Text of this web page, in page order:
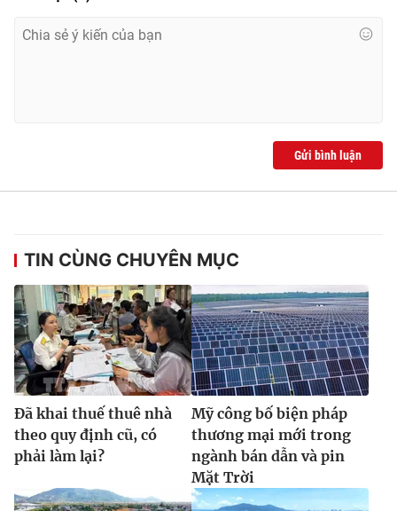
Gửi bình luận
TIN CÙNG CHUYÊN MỤC
Đã khai thuế thuê nhà
theo quy định cũ, có
phải làm lại?
Mỹ công bố biện pháp
thương mại mới trong
ngành bán dẫn và pin
Mặt Trời